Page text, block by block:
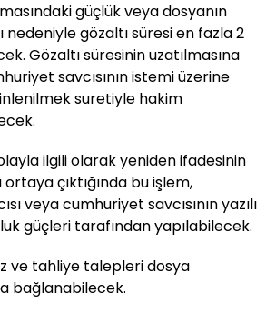
güçlük veya dosyanın
nedeniyle gözaltı süresi en fazla 2
Gözaltı süresinin uzatılmasına
savcısının istemi üzerine
suretiyle hakim
ilgili olarak yeniden ifadesinin
ortaya çıktığında bu işlem,
veya cumhuriyet savcısının yazılı
güçleri tarafından yapılabilecek.
ve tahliye talepleri dosya
bağlanabilecek.